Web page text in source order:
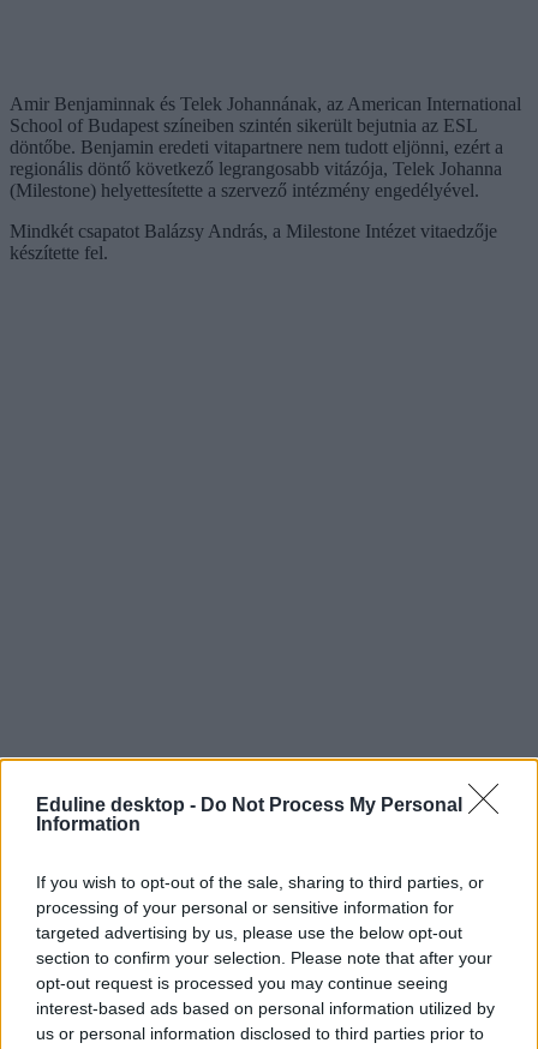
Eduline desktop - Do Not Process My Personal
Information
If you wish to opt-out of the sale, sharing to third parties, or
processing of your personal or sensitive information for
targeted advertising by us, please use the below opt-out
section to confirm your selection. Please note that after your
opt-out request is processed you may continue seeing
interest-based ads based on personal information utilized by
us or personal information disclosed to third parties prior to
Amir Benjaminnak és Telek Johannának, az American International
School of Budapest színeiben szintén sikerült bejutnia az ESL
döntőbe. Benjamin eredeti vitapartnere nem tudott eljönni, ezért a
regionális döntő következő legrangosabb vitázója, Telek Johanna
(Milestone) helyettesítette a szervező intézmény engedélyével.
Mindkét csapatot Balázsy András, a Milestone Intézet vitaedzője
készítette fel.